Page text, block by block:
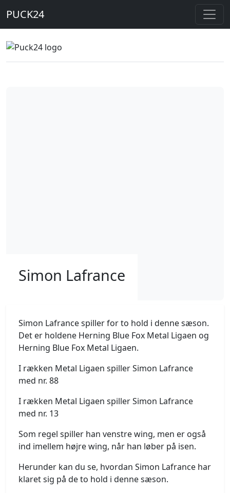
PUCK24
Simon Lafrance
Simon Lafrance spiller for to hold i denne sæson.
Det er holdene Herning Blue Fox Metal Ligaen og
Herning Blue Fox Metal Ligaen.
I rækken Metal Ligaen spiller Simon Lafrance
med nr. 88
I rækken Metal Ligaen spiller Simon Lafrance
med nr. 13
Som regel spiller han venstre wing, men er også
ind imellem højre wing, når han løber på isen.
Herunder kan du se, hvordan Simon Lafrance har
klaret sig på de to hold i denne sæson.